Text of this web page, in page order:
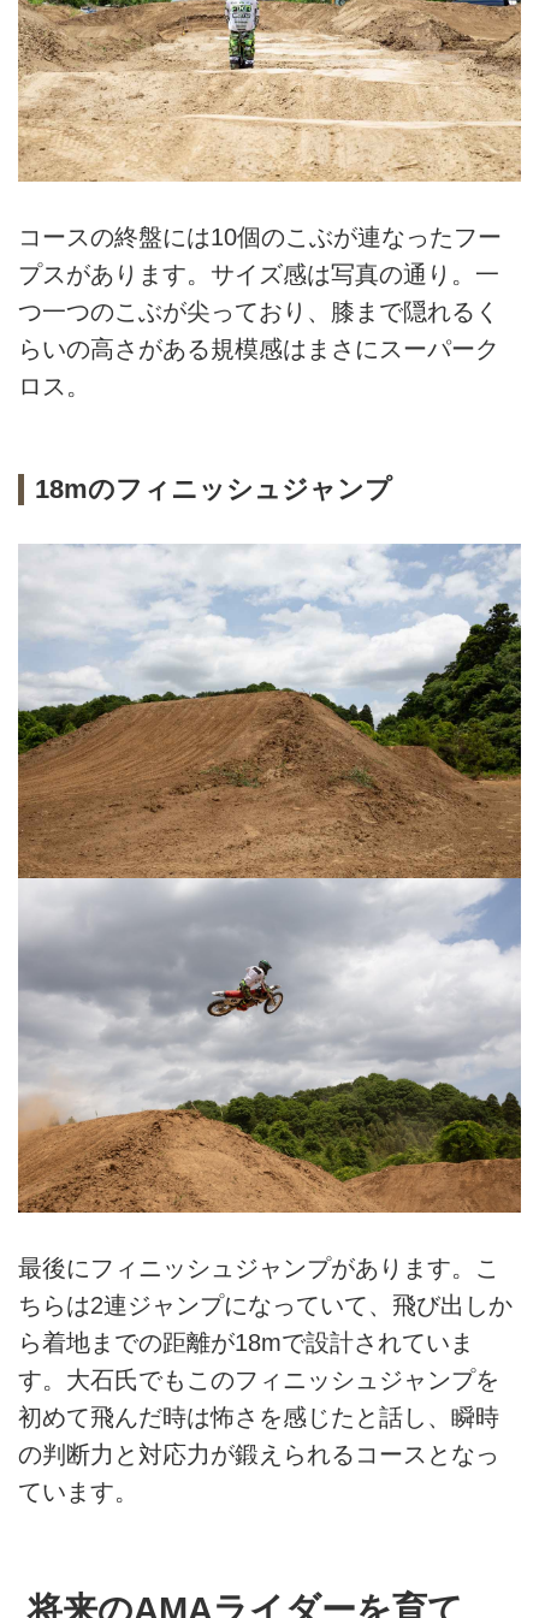
コースの終盤には10個のこぶが連なったフー
プスがあります。サイズ感は写真の通り。一
つ一つのこぶが尖っており、膝まで隠れるく
らいの高さがある規模感はまさにスーパーク
ロス。
18mのフィニッシュジャンプ
最後にフィニッシュジャンプがあります。こ
ちらは2連ジャンプになっていて、飛び出しか
ら着地までの距離が18mで設計されていま
す。大石氏でもこのフィニッシュジャンプを
初めて飛んだ時は怖さを感じたと話し、瞬時
の判断力と対応力が鍛えられるコースとなっ
ています。
将来のAMAライダーを育て